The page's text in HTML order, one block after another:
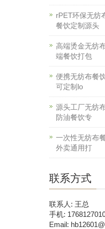
rPET环保无纺
餐饮定制源头
高端烫金无纺
端餐饮打包
便携无纺布餐
可定制lo
源头工厂无纺
防油餐饮专
一次性无纺布
外卖通用打
联系方式
联系人: 王总
手机:
Email: